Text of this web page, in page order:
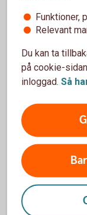
För att
Funktioner,
Relevant
Du kan ta
på cookie-
inloggad. Så